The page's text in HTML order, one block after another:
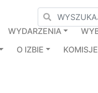
WYDARZENIA
O IZBIE KOMISJE